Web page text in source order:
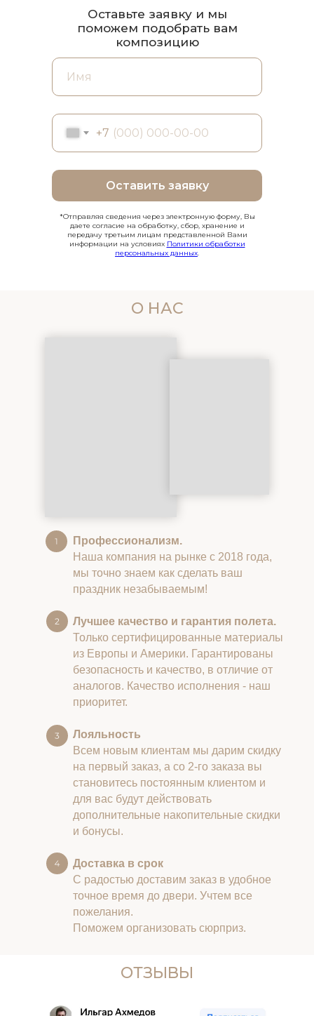
+7
Оставить заявку
Оставьте заявку и мы
поможем подобрать вам
композицию
*Отправляя сведения через электронную форму, Вы
даете согласие на обработку, сбор, хранение и
передачу третьим лицам представленной Вами
информации на условиях Политики обработки
персональных данных.
О НАС
Профессионализм.
Наша компания на рынке с 2018 года,
мы точно знаем как сделать ваш
праздник незабываемым!
Лучшее качество и гарантия полета.
Только сертифицированные материалы
из Европы и Америки. Гарантированы
безопасность и качество, в отличие от
аналогов. Качество исполнения - наш
приоритет.
Лояльность
Всем новым клиентам мы дарим скидку
на первый заказ, а со 2-го заказа вы
становитесь постоянным клиентом и
для вас будут действовать
дополнительные накопительные скидки
и бонусы.
Доставка в срок
С радостью доставим заказ в удобное
точное время до двери. Учтем все
пожелания.
Поможем организовать сюрприз.
ОТЗЫВЫ